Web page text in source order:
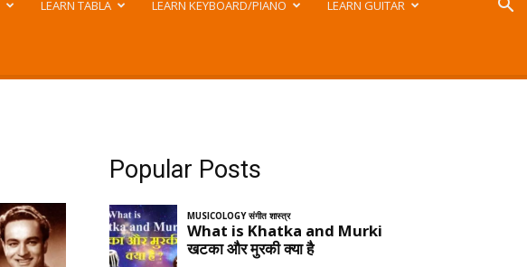
LEARN TABLA LEARN KEYBOARD/PIANO LEARN GUITAR
Popular Posts